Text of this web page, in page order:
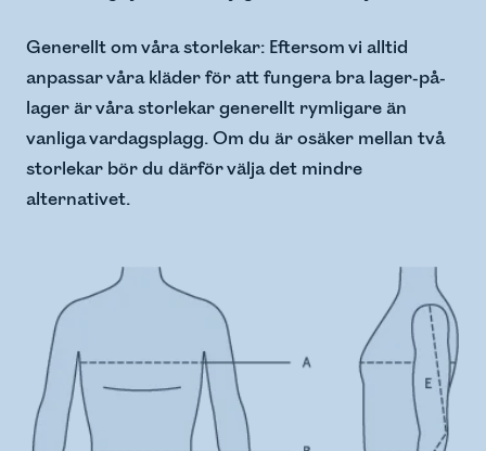
Generellt om våra storlekar: Eftersom vi alltid
anpassar våra kläder för att fungera bra lager-på-
lager är våra storlekar generellt rymligare än
vanliga vardagsplagg. Om du är osäker mellan två
storlekar bör du därför välja det mindre
alternativet.